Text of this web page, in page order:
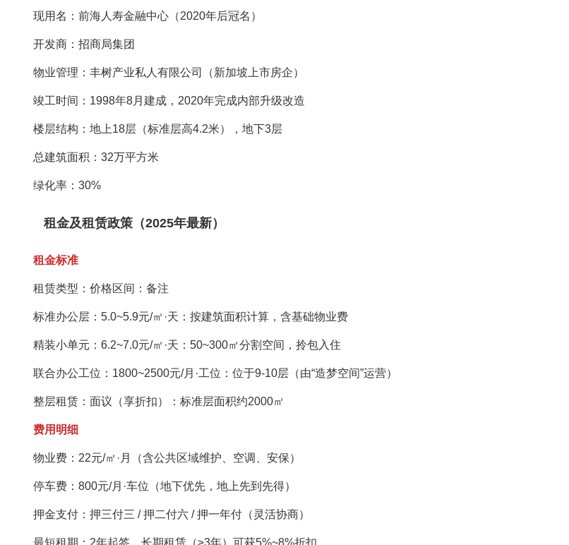
现用名‌：前海人寿金融中心（2020年后冠名）
开发商‌：招商局集团
物业管理‌：丰树产业私人有限公司（新加坡上市房企）
竣工时间‌：1998年8月建成，2020年完成内部升级改造
楼层结构‌：地上18层（标准层高4.2米），地下3层
总建筑面积‌：32万平方米
绿化率‌：30%
租金及租赁政策（2025年最新）‌
租金标准‌
租赁类型‌：‌价格区间‌：‌备注‌
标准办公层‌：5.0~5.9元/㎡·天：按建筑面积计算，含基础物业费
精装小单元‌：6.2~7.0元/㎡·天：50~300㎡分割空间，拎包入住
联合办公工位‌：1800~2500元/月·工位：位于9-10层（由“造梦空间”运营）
整层租赁‌：面议（享折扣）：标准层面积约2000㎡
费用明细‌
物业费‌：22元/㎡·月（含公共区域维护、空调、安保）
停车费‌：800元/月·车位（地下优先，地上先到先得）
押金支付‌：押三付三 / 押二付六 / 押一年付（灵活协商）
最短租期‌：2年起签，长期租赁（≥3年）可获5%~8%折扣